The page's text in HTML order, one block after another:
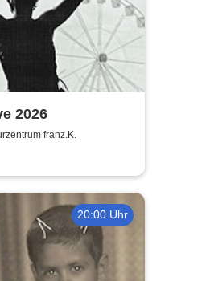
2026
franz.K.
20:00 Uhr